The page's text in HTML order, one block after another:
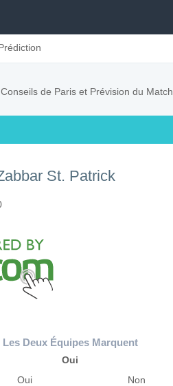
de Paris et Prévision du Match
St. Patrick
Les Deux Équipes Marquent
Oui
Oui
Non